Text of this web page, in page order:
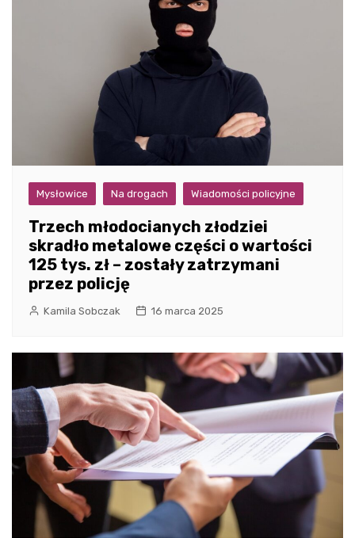
Mysłowice Na drogach Wiadomości policyjne
Trzech młodocianych złodziei
skradło metalowe części o wartości
125 tys. zł – zostały zatrzymani
przez policję
Kamila Sobczak 16 marca 2025